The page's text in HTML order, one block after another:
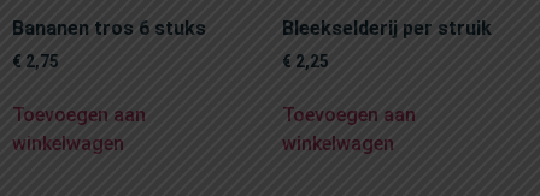
Bananen tros 6 stuks
€ 2,75
Toevoegen aan
winkelwagen
Bleekselderij per struik
€ 2,25
Toevoegen aan
winkelwagen